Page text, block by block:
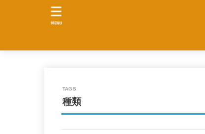
MENU
種類